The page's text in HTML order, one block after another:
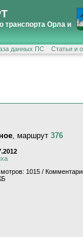
транспорта Орла и
данных ПС Статьи и
, маршрут 376
1015 /